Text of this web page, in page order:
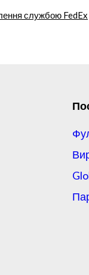
службою FedEx